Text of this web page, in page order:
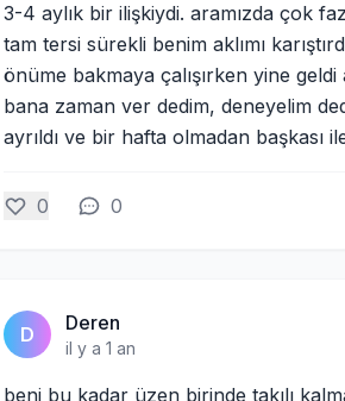
3-4 aylık bir ilişkiydi. aramızda çok
tam tersi sürekli benim aklımı
önüme bakmaya çalışırken yine
bana zaman ver dedim, deneyelim
ayrıldı ve bir hafta olmadan başkası
0 0
D Deren
il y a 1 an
beni bu kadar üzen birinde takılı